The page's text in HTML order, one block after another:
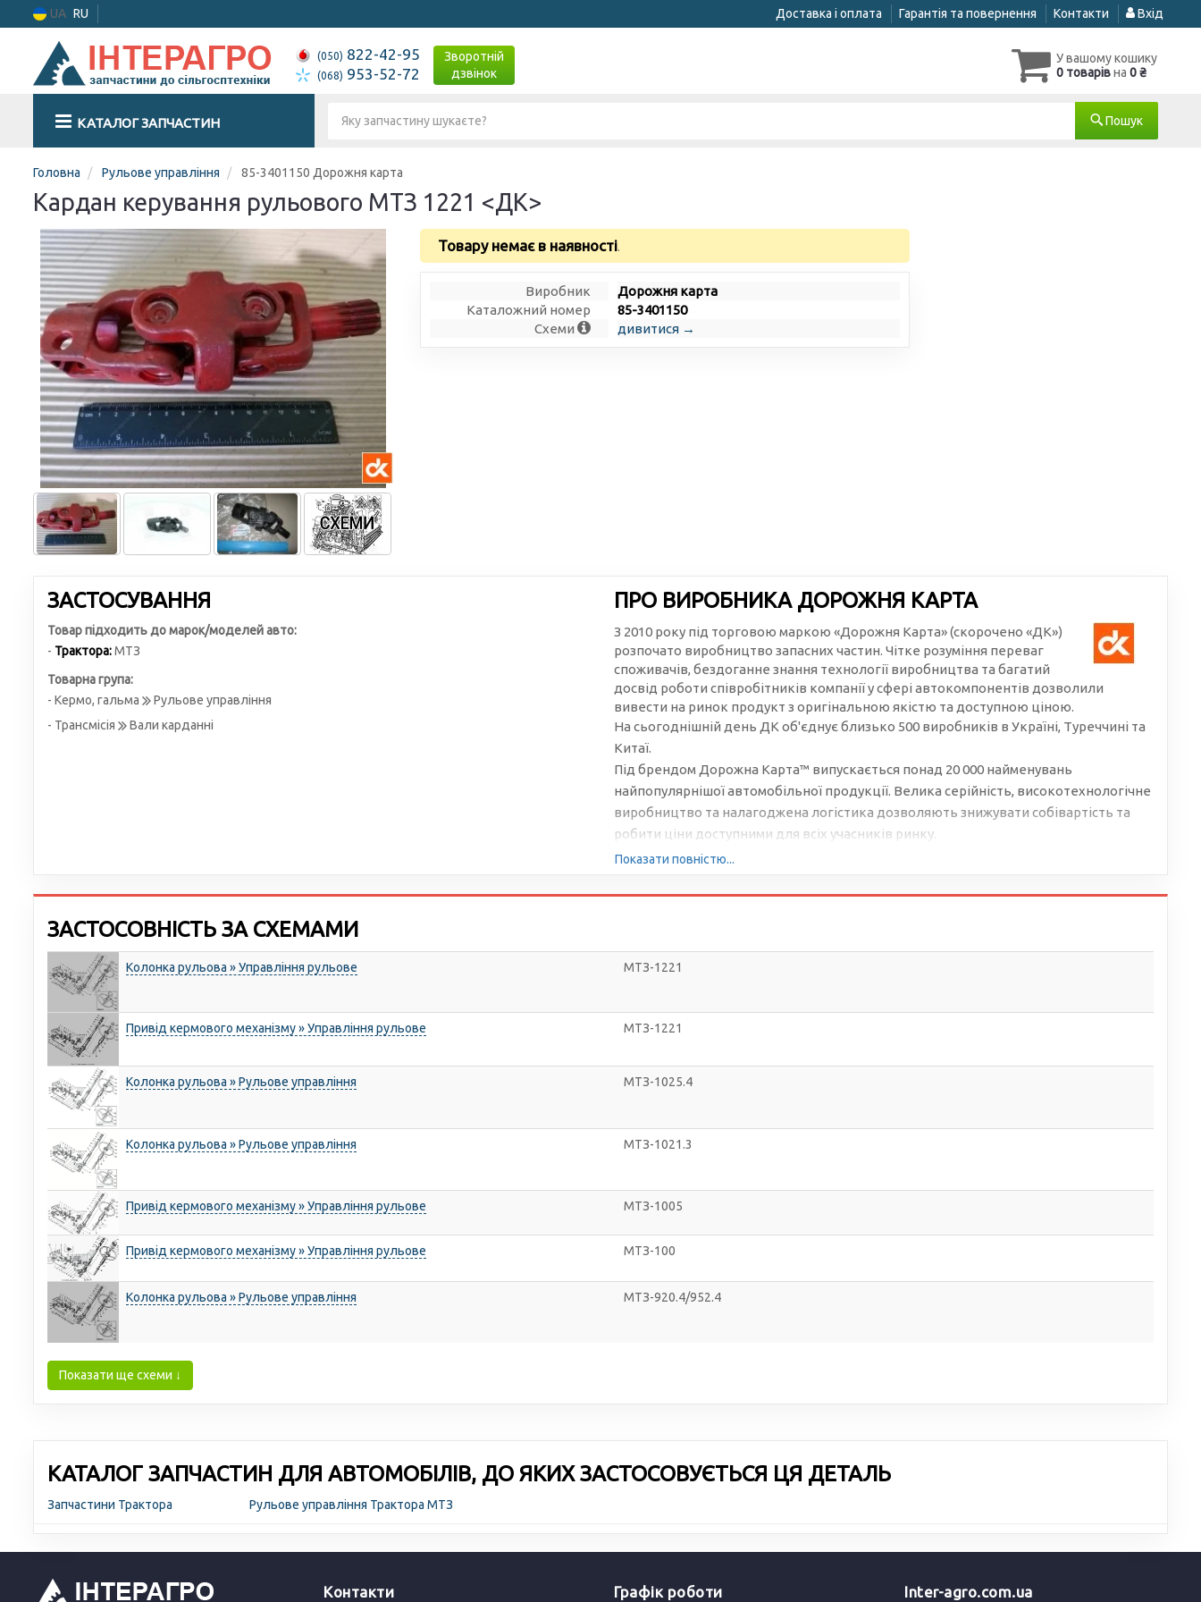
UA RU Доставка і оплата Гарантія та повернення Контакти Вхід
(050) 822-42-95
(068) 953-52-72
Зворотній
дзвінок
У вашому кошику
0 товарівна 0 ₴
КАТАЛОГ ЗАПЧАСТИН Пошук
Головна Рульове управління 85-3401150 Дорожня карта
Кардан керування рульового МТЗ 1221 <ДК>
Товару немає в наявності.
Виробник
Дорожня карта
Каталожний номер
85-3401150
Схеми
дивитися →
ЗАСТОСУВАННЯ
Товар підходить до марок/моделей авто:
- Трактора:МТЗ
Товарна група:
- Кермо, гальма
Рульове управління
- Трансмісія
Вали карданні
ПРО ВИРОБНИКА ДОРОЖНЯ КАРТА
З 2010 року під торговою маркою «Дорожня Карта» (скорочено «ДК»)
розпочато виробництво запасних частин. Чітке розуміння переваг
споживачів, бездоганне знання технології виробництва та багатий
досвід роботи співробітників компанії у сфері автокомпонентів дозволили
вивести на ринок продукт з оригінальною якістю та доступною ціною.
На сьогоднішній день ДК об'єднує близько 500 виробників в Україні, Туреччині та
Китаї.
Під брендом Дорожна Карта™ випускається понад 20 000 найменувань
найпопулярнішої автомобільної продукції. Велика серійність, високотехнологічне
виробництво та налагоджена логістика дозволяють знижувати собівартість та
робити ціни доступними для всіх учасників ринку.
Показати повністю...
ЗАСТОСОВНІСТЬ ЗА СХЕМАМИ
Колонка рульова » Управління рульове МТЗ-1221
Привід кермового механізму » Управління рульове МТЗ-1221
Колонка рульова » Рульове управління МТЗ-1025.4
Колонка рульова » Рульове управління МТЗ-1021.3
Привід кермового механізму » Управління рульове МТЗ-1005
Привід кермового механізму » Управління рульове МТЗ-100
Колонка рульова » Рульове управління МТЗ-920.4/952.4
Показати ще схеми ↓
КАТАЛОГ ЗАПЧАСТИН ДЛЯ АВТОМОБІЛІВ, ДО ЯКИХ ЗАСТОСОВУЄТЬСЯ ЦЯ ДЕТАЛЬ
Запчастини Трактора Рульове управління Трактора МТЗ
Контакти Графік роботи Inter-agro.com.ua